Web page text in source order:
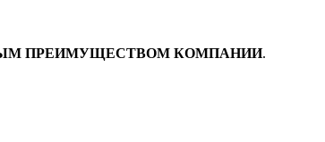
ПРЕИМУЩЕСТВОМ КОМПАНИИ.